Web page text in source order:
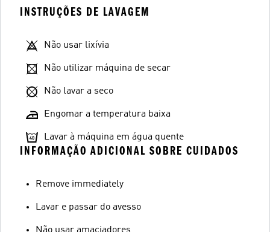
INSTRUÇÕES DE LAVAGEM
Não usar lixívia
Não utilizar máquina de secar
Não lavar a seco
Engomar a temperatura baixa
Lavar à máquina em água quente
INFORMAÇÃO ADICIONAL SOBRE CUIDADOS
Remove immediately
Lavar e passar do avesso